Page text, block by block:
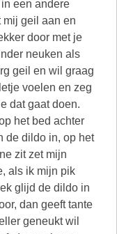
een andere
mij geil aan en
door met je
neuken als
geil en wil graag
voelen en zeg
dat gaat doen.
het bed achter
de dildo in, op het
zit zet mijn
als ik mijn pik
glijd de dildo in
dan geeft tante
geneukt wil